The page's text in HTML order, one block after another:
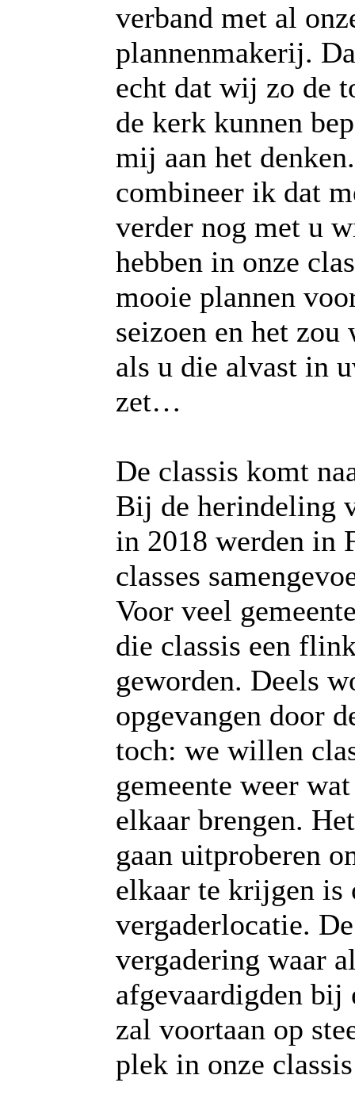
verband met al
plannenmakerij.
echt dat wij zo de
de kerk kunnen
mij aan het
combineer ik dat
verder nog met u
hebben in onze
mooie plannen
seizoen en het
als u die alvast in
zet…
De classis komt
Bij de herindeling
in 2018 werden in
classes
Voor veel
die classis een
geworden. Deels
opgevangen door
toch: we willen
gemeente weer
elkaar brengen.
gaan uitproberen
elkaar te krijgen is
vergaderlocatie.
vergadering waar
afgevaardigden bij
zal voortaan op
plek in onze